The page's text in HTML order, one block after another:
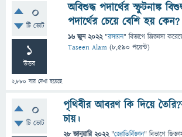
0
টি ভোট
1
উত্তর
2,880 বার দেখা হয়েছে
অবিশুদ্ধ পদার্থের স্ফুটনাঙ্ক
পদার্থের চেয়ে বেশি হয় কেন?
16 জুন 2022 "রসায়ন" বিভাগে জিজ্ঞাসা
Taseen Alam (8,590 পয়েন্ট)
0
টি ভোট
পৃথিবীর আবরণ কি দিয়ে
চায়।
28 জানুয়ারি 2022 "জ্যোতির্বিজ্ঞান" বিভাগে